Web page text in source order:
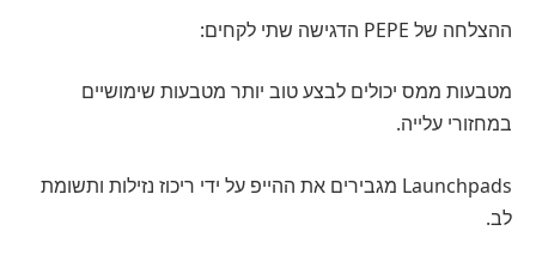
ההצלחה של PEPE הדגישה שתי לקחים:
מטבעות ממס יכולים לבצע טוב יותר מטבעות שימושיים
במחזורי עלייה.
Launchpads מגבירים את ההייפ על ידי ריכוז נזילות ותשומת
לב.